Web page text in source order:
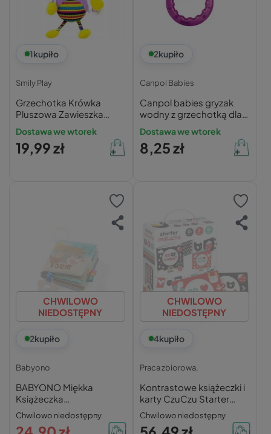
1kupiło
Smily Play
Grzechotka Krówka
Pluszowa Zawieszka
Zwierzątka 0+ SmilyPlay
Dostawa we wtorek
19,99 zł
2kupiło
Canpol Babies
Canpol babies gryzak
wodny z grzechotką dla
niemowląt KONIK
Dostawa we wtorek
8,25 zł
CHWILOWO
NIEDOSTĘPNY
2kupiło
Babyono
BABYONO Miękka
Książeczka
SENSORYCZNA Gryzak
Szeleścik Metki FARMA
Chwilowo niedostępny
CHWILOWO
NIEDOSTĘPNY
4kupiło
Praca zbiorowa,
Kontrastowe książeczki i
karty CzuCzu Starter
Malucha Co widzę?
Chwilowo niedostępny